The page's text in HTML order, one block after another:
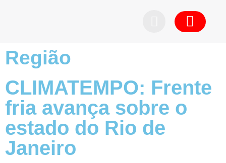
Região
CLIMATEMPO: Frente
fria avança sobre o
estado do Rio de
Janeiro